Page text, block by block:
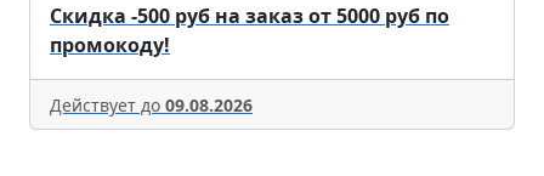
Скидка -500 руб на заказ от 5000 руб по
промокоду!
Действует до 09.08.2026